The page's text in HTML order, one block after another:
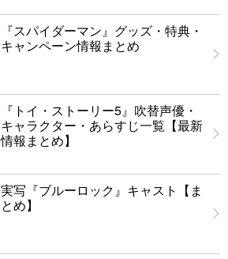
『スパイダーマン』グッズ・特典・
キャンペーン情報まとめ
『トイ・ストーリー5』吹替声優・
キャラクター・あらすじ一覧【最新
情報まとめ】
実写『ブルーロック』キャスト【ま
とめ】